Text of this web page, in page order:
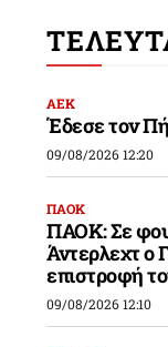
ΑΕΚ
Έδεσε τον
09/08/2026 12:20
ΠΑΟΚ
ΠΑΟΚ: Σε
Άντερλεχτ ο
επιστροφή
09/08/2026 12:10